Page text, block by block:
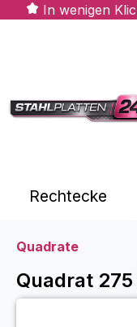
Hauptinhalt
Zur Suche springen
Zur
In wenigen
Rechtecke
Quadrate
Quadrat